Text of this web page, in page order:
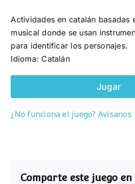
Actividades en catalán basadas
musical donde se usan
para identificar los personajes.
Idioma: Catalán
Jugar
¿No funciona el juego? Avísanos
Comparte este juego